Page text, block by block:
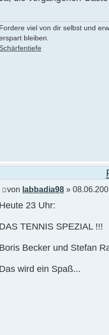
Fordere viel von dir selbst und
bleiben.
Schärfentiefe
von labbadia98 »
Heute 23 Uhr:
DAS TENNIS SPEZIAL !!!
Boris Becker und Stefan
Das wird ein Spaß...